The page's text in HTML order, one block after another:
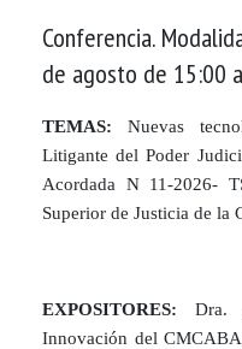
Conferencia.
de agosto de 15:00
TEMAS: Nuevas
Litigante del Poder
Acordada N 11-2026-
Superior de Justicia de la
EXPOSITORES:Dra.
Innovación del